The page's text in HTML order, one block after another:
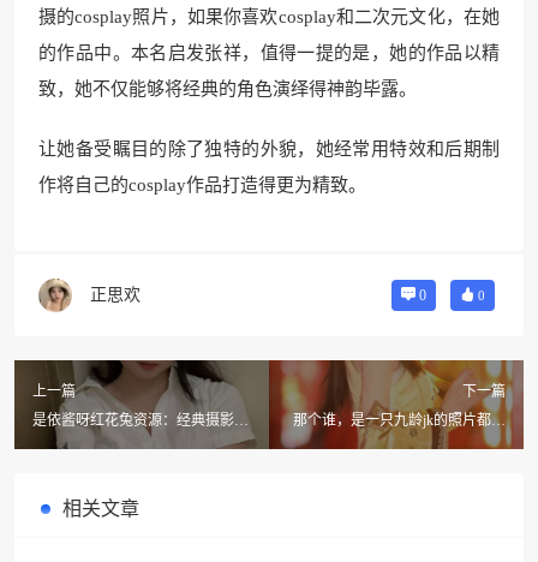
摄的cosplay照片，如果你喜欢cosplay和二次元文化，在她
的作品中。本名启发张祥，值得一提的是，她的作品以精
致，她不仅能够将经典的角色演绎得神韵毕露。
让她备受瞩目的除了独特的外貌，她经常用特效和后期制
作将自己的cosplay作品打造得更为精致。
正思欢 0 0
上一篇
是依酱呀红花兔资源：经典摄影作
品，感受摄影艺术魅力
下一篇
那个谁，是一只九龄jk的照片都可
以当美图哦~
相关文章